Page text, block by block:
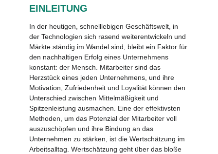
EINLEITUNG
In der heutigen, schnelllebigen Geschäftswelt, in
der Technologien sich rasend weiterentwickeln und
Märkte ständig im Wandel sind, bleibt ein Faktor für
den nachhaltigen Erfolg eines Unternehmens
konstant: der Mensch. Mitarbeiter sind das
Herzstück eines jeden Unternehmens, und ihre
Motivation, Zufriedenheit und Loyalität können den
Unterschied zwischen Mittelmäßigkeit und
Spitzenleistung ausmachen. Eine der effektivsten
Methoden, um das Potenzial der Mitarbeiter voll
auszuschöpfen und ihre Bindung an das
Unternehmen zu stärken, ist die Wertschätzung im
Arbeitsalltag. Wertschätzung geht über das bloße